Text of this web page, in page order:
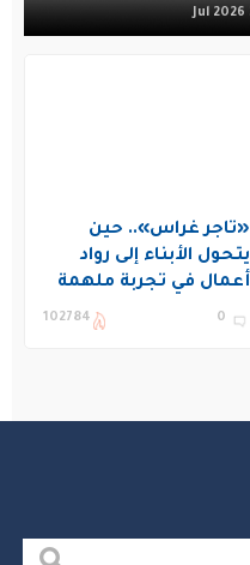
«تاجر غراس».. حين
يتحول الأبناء إلى رواد
أعمال في تجربة ملهمة
بنادي غراس الصيفي
0
102784